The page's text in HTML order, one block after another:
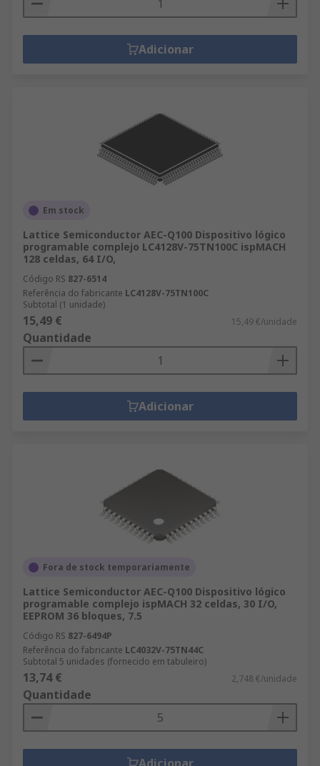
Adicionar
Em stock
Lattice Semiconductor AEC-Q100 Dispositivo lógico
programable complejo LC4128V-75TN100C ispMACH
128 celdas, 64 I/O,
Código RS 827-6514
Referência do fabricante LC4128V-75TN100C
Subtotal (1 unidade)
15,49 € 15,49 €/unidade
Quantidade
Adicionar
Fora de stock temporariamente
Lattice Semiconductor AEC-Q100 Dispositivo lógico
programable complejo ispMACH 32 celdas, 30 I/O,
EEPROM 36 bloques, 7.5
Código RS 827-6494P
Referência do fabricante LC4032V-75TN44C
Subtotal 5 unidades (fornecido em tabuleiro)
13,74 € 2,748 €/unidade
Quantidade